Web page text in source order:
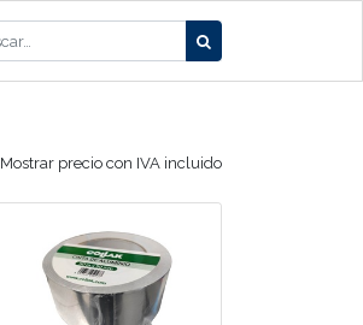
Mostrar precio con IVA incluido